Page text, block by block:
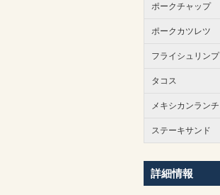
ポークチャップ
ポークカツレツ
フライシュリンプ
タコス
メキシカンランチ
ステーキサンド
詳細情報